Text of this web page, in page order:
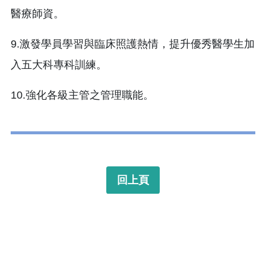
醫療師資。
9.激發學員學習與臨床照護熱情，提升優秀醫學生加
入五大科專科訓練。
10.強化各級主管之管理職能。
回上頁